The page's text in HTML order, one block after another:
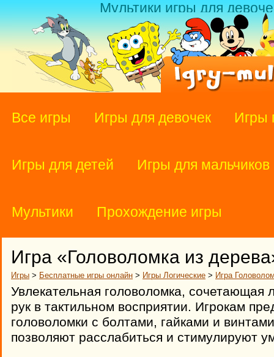
Мультики игры для
Все игры Игры для девочек Игры
Игры для детей Игры для мальчиков
Мультики Прохождение игры
Игра «Головоломка из
Игры > Бесплатные игры онлайн > Игры Логические > Игра
Увлекательная головоломка, сочетающая
рук в тактильном восприятии. Игрокам
головоломки с болтами, гайками и
позволяют расслабиться и стимулируют